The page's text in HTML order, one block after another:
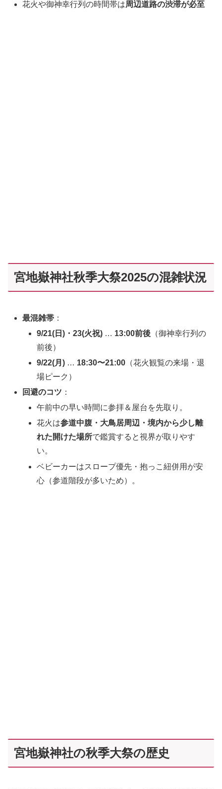
花火や御神幸行列の時間帯は周辺道路の渋滞が必至
宮地嶽神社秋季大祭2025の混雑状況
最混雑帯 ：
9/21(日)・23(火祝) … 13:00前後 （御神幸行列の
前後）
9/22(月) … 18:30〜21:00 （花火観覧の来場・退
場ピーク）
回避のコツ ：
午前中の早い時間に参拝＆屋台を先取り。
花火は参道中腹・大鳥居周辺・境内から少し離
れた開けた場所で鑑賞すると視界が取りやす
い。
ベビーカーはスロープ優先・抱っこ紐併用が安
心（参道階段が多いため）。
宮地嶽神社の秋季大祭の歴史